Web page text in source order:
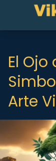
El Ojo
Arte